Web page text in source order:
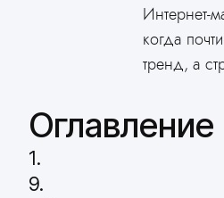
Интернет-
когда
тренд, а
Оглавление
1.
9.